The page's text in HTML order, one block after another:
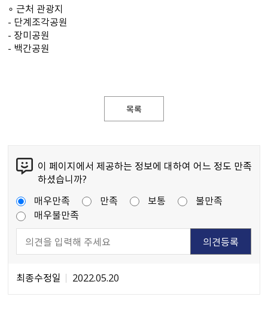
∘ 근처 관광지
- 단계조각공원
- 장미공원
- 백간공원
목록
이 페이지에서 제공하는 정보에 대하여 어느 정도 만족
하셨습니까?
매우만족
만족 보통
불만족
매우불만족
최종수정일 2022.05.20